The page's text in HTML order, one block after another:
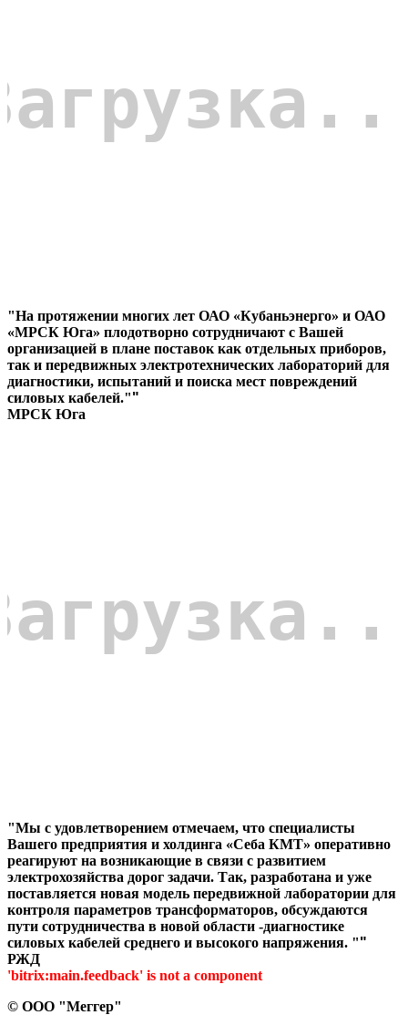
"На протяжении многих лет ОАО «Кубаньэнерго» и ОАО
«МРСК Юга» плодотворно сотрудничают с Вашей
организацией в плане поставок как отдельных приборов,
так и передвижных электротехнических лабораторий для
диагностики, испытаний и поиска мест повреждений
силовых кабелей.""
МРСК Юга
"Мы с удовлетворением отмечаем, что специалисты
Вашего предприятия и холдинга «Себа КМТ» оперативно
реагируют на возникающие в связи с развитием
электрохозяйства дорог задачи. Так, разработана и уже
поставляется новая модель передвижной лаборатории для
контроля параметров трансформаторов, обсуждаются
пути сотрудничества в новой области -диагностике
силовых кабелей среднего и высокого напряжения. ""
РЖД
'bitrix:main.feedback' is not a component
© ООО "Меггер"